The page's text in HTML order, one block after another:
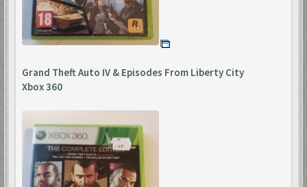
Grand Theft Auto IV & Episodes From Liberty City
Xbox 360